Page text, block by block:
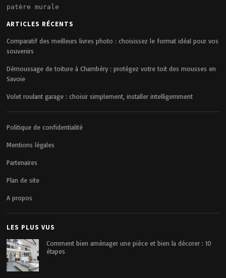
patère murale
ARTICLES RÉCENTS
Comparatif des meilleurs livres photo : choisissez le format idéal pour vos
souvenirs
Démoussage de toiture à Chambéry : protégez votre toit des mousses en
Savoie
Volet roulant garage : choisir simplement, installer intelligemment
Politique de confidentialité
Mentions légales
Partenaires
Plan de site
A propos
LES PLUS VUS
Comment bien aménager une pièce et bien la décorer : 10
étapes